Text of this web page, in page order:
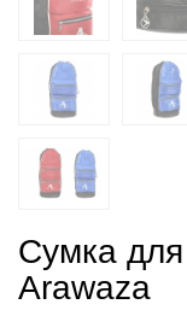
Сумка
Arawaza